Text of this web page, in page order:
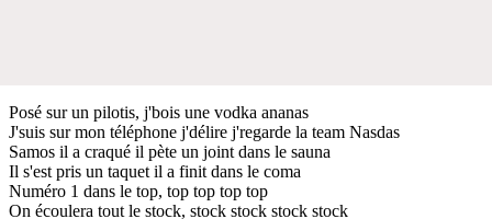
Posé sur un pilotis, j'bois une vodka ananas
J'suis sur mon téléphone j'délire j'regarde la team Nasdas
Samos il a craqué il pète un joint dans le sauna
Il s'est pris un taquet il a finit dans le coma
Numéro 1 dans le top, top top top top
On écoulera tout le stock, stock stock stock stock